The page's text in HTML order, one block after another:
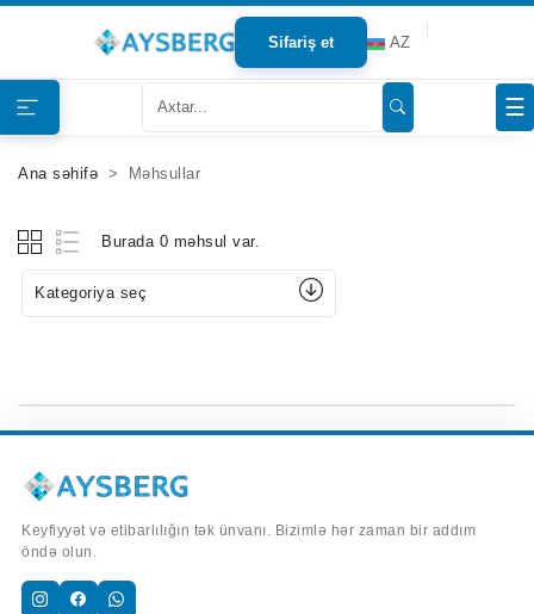
Sifariş et AZ
☰
Haqqımızda
Məhsullar
Tərəfdaşlar
Ana səhifə Məhsullar
Burada 0 məhsul var.
Kategoriya seç
Keyfiyyət və etibarlılığın tək ünvanı. Bizimlə hər zaman bir addım
öndə olun.